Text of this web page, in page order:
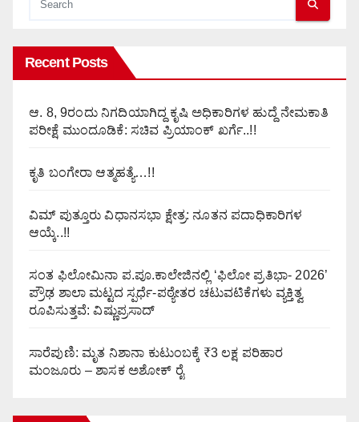
Recent Posts
ಆ. 8, 9ರಂದು ನಿಗದಿಯಾಗಿದ್ದ ಕೃಷಿ ಅಧಿಕಾರಿಗಳ ಹುದ್ದೆ ನೇಮಕಾತಿ
ಪರೀಕ್ಷೆ ಮುಂದೂಡಿಕೆ: ಸಚಿವ ಪ್ರಿಯಾಂಕ್ ಖರ್ಗೆ..!!
ಕೃತಿ ಬಂಗೇರಾ ಆತ್ಮಹತ್ಯೆ…!!
ವಿಮ್ ಪುತ್ತೂರು ವಿಧಾನಸಭಾ ಕ್ಷೇತ್ರ: ನೂತನ ಪದಾಧಿಕಾರಿಗಳ
ಆಯ್ಕೆ..!!
ಸಂತ ಫಿಲೋಮಿನಾ ಪ.ಪೂ.ಕಾಲೇಜಿನಲ್ಲಿ ‘ಫಿಲೋ ಪ್ರತಿಭಾ- 2026’
ಪ್ರೌಢ ಶಾಲಾ ಮಟ್ಟದ ಸ್ಪರ್ಧೆ-ಪಠ್ಯೇತರ ಚಟುವಟಿಕೆಗಳು ವ್ಯಕ್ತಿತ್ವ
ರೂಪಿಸುತ್ತವೆ: ವಿಷ್ಣುಪ್ರಸಾದ್
ಸಾರೆಪುಣಿ: ಮೃತ ನಿಶಾನಾ ಕುಟುಂಬಕ್ಕೆ ₹3 ಲಕ್ಷ ಪರಿಹಾರ
ಮಂಜೂರು – ಶಾಸಕ ಅಶೋಕ್ ರೈ